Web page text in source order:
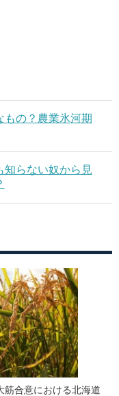
もの？農業氷河期
知らない奴から見
筋合意における北海道